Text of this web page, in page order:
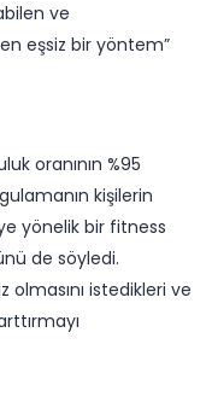
ve
eşsiz bir yöntem”
oranının %95
kişilerin
yönelik bir fitness
de söyledi.
istedikleri ve